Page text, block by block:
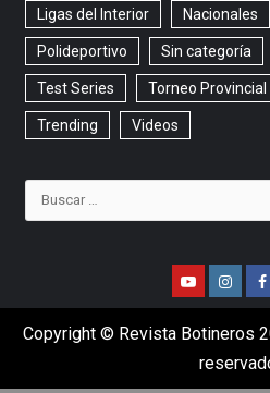
Ligas del Interior Nacionales
Polideportivo Sin categoría
Test Series Torneo Provincial
Trending Videos
Copyright © Revista Botineros